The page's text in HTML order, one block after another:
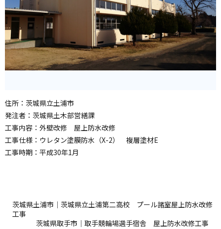
住所：茨城県立土浦市
発注者：茨城県土木部営繕課
工事内容：外壁改修 屋上防水改修
工事仕様：ウレタン塗膜防水（X-2） 複層塗材E
工事時期：平成30年1月
茨城県土浦市｜茨城県立土浦第二高校 プール諸室屋上防水改修
工事
茨城県取手市｜取手競輪場選手宿舎 屋上防水改修工事